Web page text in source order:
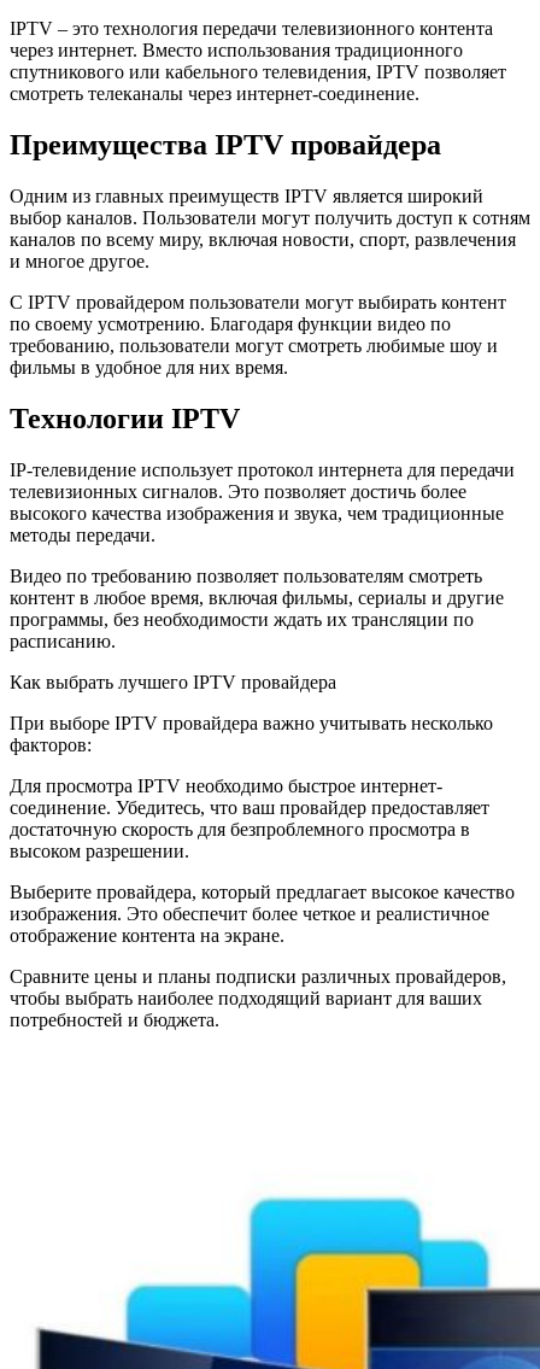
IPTV – это технология передачи телевизионного контента
через интернет. Вместо использования традиционного
спутникового или кабельного телевидения, IPTV позволяет
смотреть телеканалы через интернет-соединение.
Преимущества IPTV провайдера
Одним из главных преимуществ IPTV является широкий
выбор каналов. Пользователи могут получить доступ к сотням
каналов по всему миру, включая новости, спорт, развлечения
и многое другое.
С IPTV провайдером пользователи могут выбирать контент
по своему усмотрению. Благодаря функции видео по
требованию, пользователи могут смотреть любимые шоу и
фильмы в удобное для них время.
Технологии IPTV
IP-телевидение использует протокол интернета для передачи
телевизионных сигналов. Это позволяет достичь более
высокого качества изображения и звука, чем традиционные
методы передачи.
Видео по требованию позволяет пользователям смотреть
контент в любое время, включая фильмы, сериалы и другие
программы, без необходимости ждать их трансляции по
расписанию.
Как выбрать лучшего IPTV провайдера
При выборе IPTV провайдера важно учитывать несколько
факторов:
Для просмотра IPTV необходимо быстрое интернет-
соединение. Убедитесь, что ваш провайдер предоставляет
достаточную скорость для безпроблемного просмотра в
высоком разрешении.
Выберите провайдера, который предлагает высокое качество
изображения. Это обеспечит более четкое и реалистичное
отображение контента на экране.
Сравните цены и планы подписки различных провайдеров,
чтобы выбрать наиболее подходящий вариант для ваших
потребностей и бюджета.